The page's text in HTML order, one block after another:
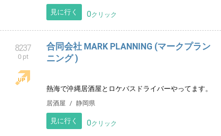
熱海市渚町に新規開業したリラクゼーションサロンで
す。
リラクゼーション 静岡県
見に行く
ニング )